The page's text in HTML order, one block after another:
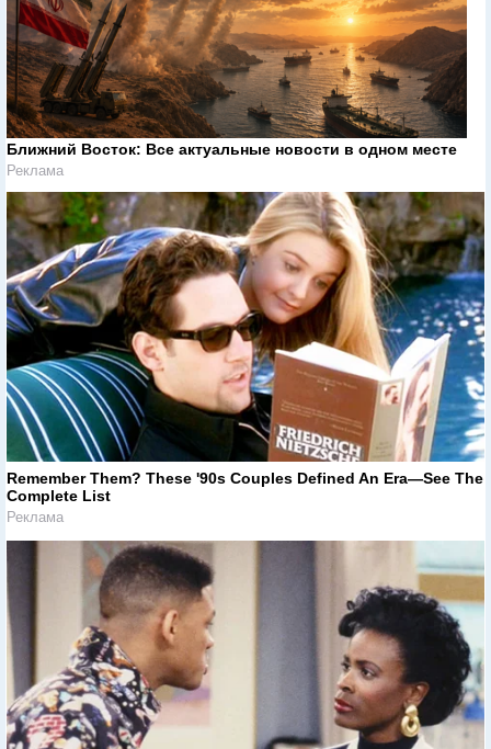
Ближний Восток: Все актуальные новости в одном месте
Реклама
Remember Them? These '90s Couples Defined An Era—See The
Complete List
Реклама